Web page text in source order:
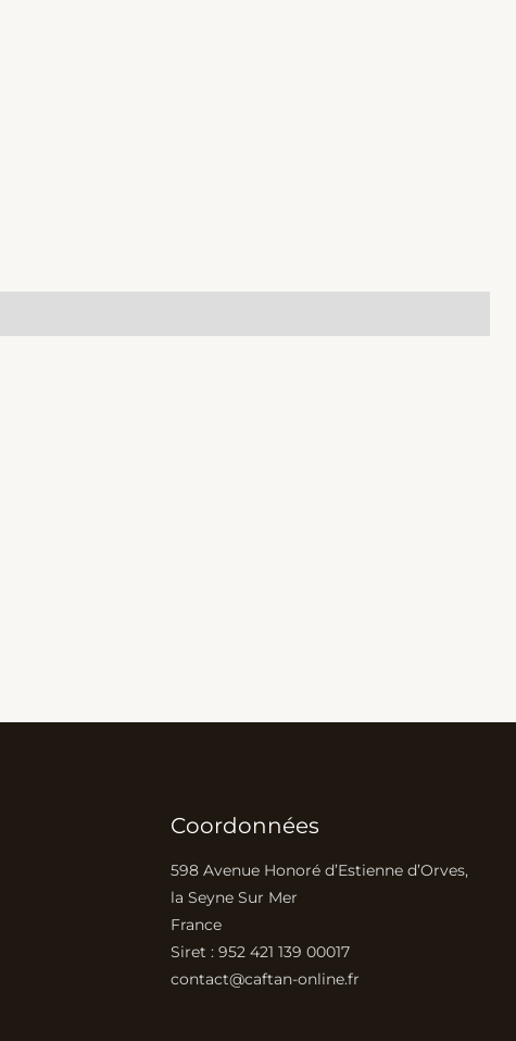
Coordonnées
598 Avenue Honoré d’Estienne d’Orves,
la Seyne Sur Mer
France
Siret : 952 421 139 00017
contact@caftan-online.fr